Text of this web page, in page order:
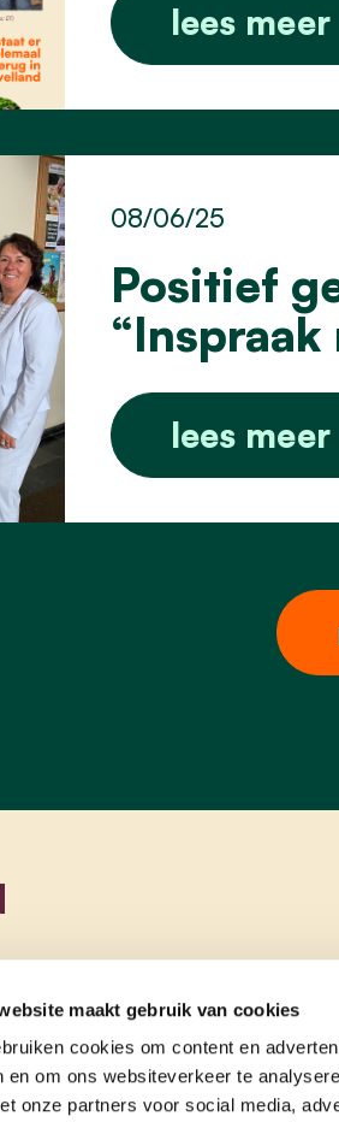
maakt gebruik van cookies
cookies om content en
en om ons websiteverkeer te
onze partners voor social media,
lees meer
Positief
08/06/25
lees meer